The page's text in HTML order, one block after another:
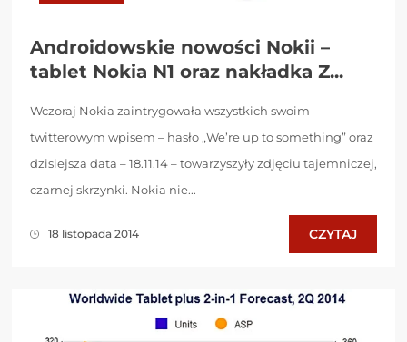
Androidowskie nowości Nokii –
tablet Nokia N1 oraz nakładka Z...
Wczoraj Nokia zaintrygowała wszystkich swoim
twitterowym wpisem – hasło „We’re up to something” oraz
dzisiejsza data – 18.11.14 – towarzyszyły zdjęciu tajemniczej,
czarnej skrzynki. Nokia nie...
18 listopada 2014 CZYTAJ